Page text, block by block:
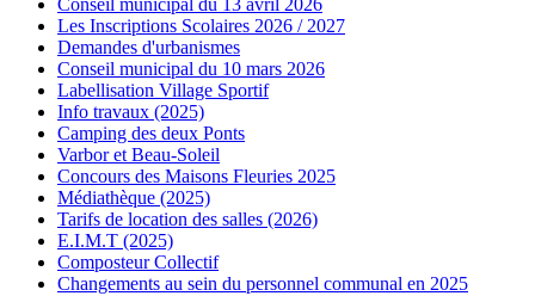
Les Inscriptions Scolaires 2026 / 2027
Demandes d'urbanismes
Conseil municipal du 10 mars 2026
Labellisation Village Sportif
Info travaux (2025)
Camping des deux Ponts
Varbor et Beau-Soleil
Concours des Maisons Fleuries 2025
Médiathèque (2025)
Tarifs de location des salles (2026)
E.I.M.T (2025)
Composteur Collectif
Changements au sein du personnel communal en 2025